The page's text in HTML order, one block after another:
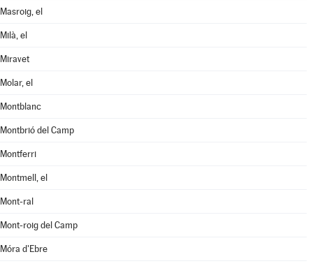
Masroig, el
Milà, el
Miravet
Molar, el
Montblanc
Montbrió del Camp
Montferri
Montmell, el
Mont-ral
Mont-roig del Camp
Móra d'Ebre